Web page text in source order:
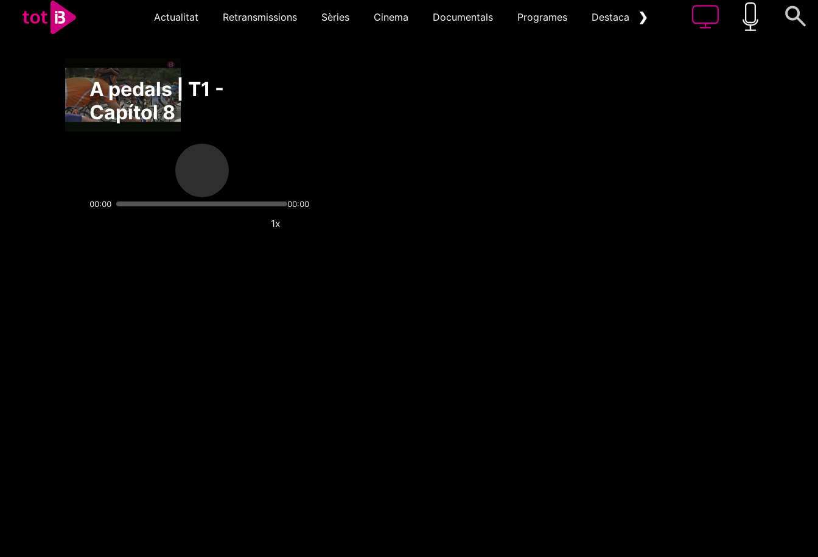
Actualitat Retransmissions Sèries Cinema Documentals Programes Destacat ❯
A pedals | T1 -
Capítol 8
00:00 00:00
1x